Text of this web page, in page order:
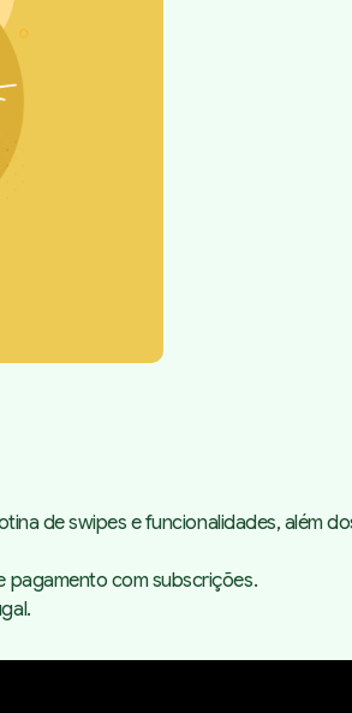
deswipes e funcionalidades, além
pagamento com subscrições.